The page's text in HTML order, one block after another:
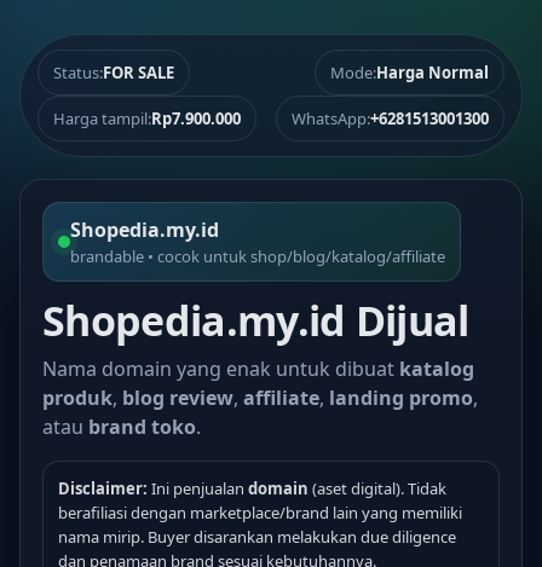
Status:FOR SALE Mode:Harga Normal
Harga tampil:Rp7.900.000 WhatsApp:+6281513001300
Shopedia.my.id
brandable • cocok untuk shop/blog/katalog/affiliate
Shopedia.my.id Dijual
Nama domain yang enak untuk dibuat katalog
produk, blog review, affiliate, landing promo,
atau brand toko.
Disclaimer: Ini penjualan domain (aset digital). Tidak
berafiliasi dengan marketplace/brand lain yang memiliki
nama mirip. Buyer disarankan melakukan due diligence
dan penamaan brand sesuai kebutuhannya.